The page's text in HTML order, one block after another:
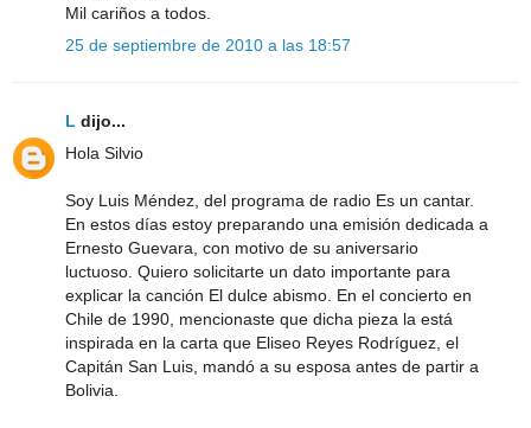
Mil cariños a todos.
25 de septiembre de 2010 a las 18:57
L dijo...
Hola Silvio
Soy Luis Méndez, del programa de radio Es un cantar.
En estos días estoy preparando una emisión dedicada a
Ernesto Guevara, con motivo de su aniversario
luctuoso. Quiero solicitarte un dato importante para
explicar la canción El dulce abismo. En el concierto en
Chile de 1990, mencionaste que dicha pieza la está
inspirada en la carta que Eliseo Reyes Rodríguez, el
Capitán San Luis, mandó a su esposa antes de partir a
Bolivia.